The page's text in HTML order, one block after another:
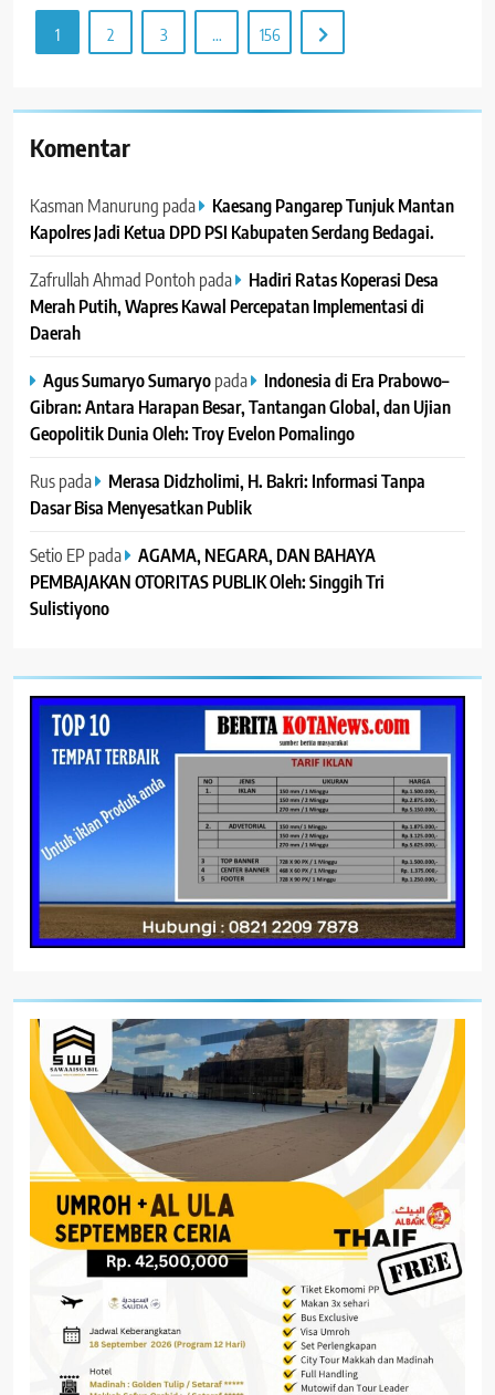
1 2 3 … 156
Komentar
Kasman Manurung pada
Kaesang Pangarep Tunjuk Mantan
Kapolres Jadi Ketua DPD PSI Kabupaten Serdang Bedagai. ‎ ‎
Zafrullah Ahmad Pontoh pada
Hadiri Ratas Koperasi Desa
Merah Putih, Wapres Kawal Percepatan Implementasi di
Daerah
Agus Sumaryo Sumaryopada
Indonesia di Era Prabowo–
Gibran: Antara Harapan Besar, Tantangan Global, dan Ujian
Geopolitik Dunia Oleh: Troy Evelon Pomalingo
Ruspada
Merasa Didzholimi, H. Bakri: Informasi Tanpa
Dasar Bisa Menyesatkan Publik
Setio EP pada
AGAMA, NEGARA, DAN BAHAYA
PEMBAJAKAN OTORITAS PUBLIK Oleh: Singgih Tri
Sulistiyono